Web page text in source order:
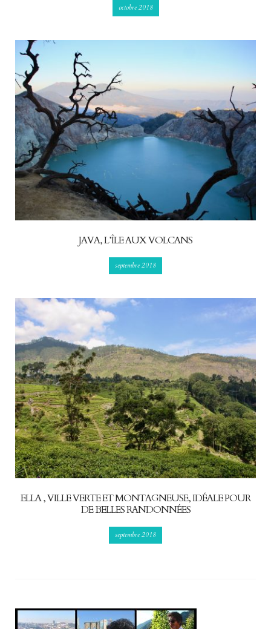
octobre 2018
JAVA, L’ÎLE AUX VOLCANS
septembre 2018
ELLA , VILLE VERTE ET MONTAGNEUSE, IDÉALE POUR
DE BELLES RANDONNÉES
septembre 2018